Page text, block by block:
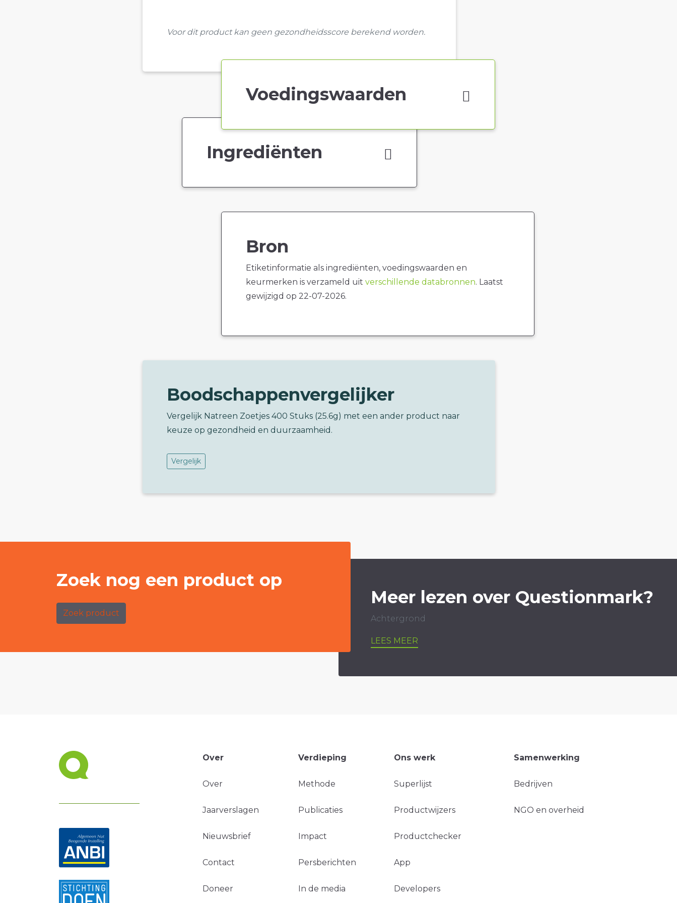
Voor dit product kan geen gezondheidsscore berekend worden.
Voedingswaarden
Ingrediënten
Bron
Etiketinformatie als ingrediënten, voedingswaarden en
keurmerken is verzameld uit verschillende databronnen. Laatst
gewijzigd op 22-07-2026.
Boodschappenvergelijker
Vergelijk Natreen Zoetjes 400 Stuks (25.6g) met een ander product naar
keuze op gezondheid en duurzaamheid.
Vergelijk
Zoek nog een product op
Zoek product
Meer lezen over Questionmark?
Achtergrond
LEES MEER
Over
Over
Jaarverslagen
Nieuwsbrief
Contact
Doneer
Verdieping
Methode
Publicaties
Impact
Persberichten
In de media
Ons werk
Superlijst
Productwijzers
Productchecker
App
Developers
Samenwerking
Bedrijven
NGO en overheid